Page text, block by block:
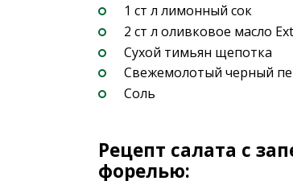
1 ст л лимонный сок
2 ст л оливковое масло
Сухой тимьян щепотка
Свежемолотый черный
Соль
Рецепт салата с
форелью: